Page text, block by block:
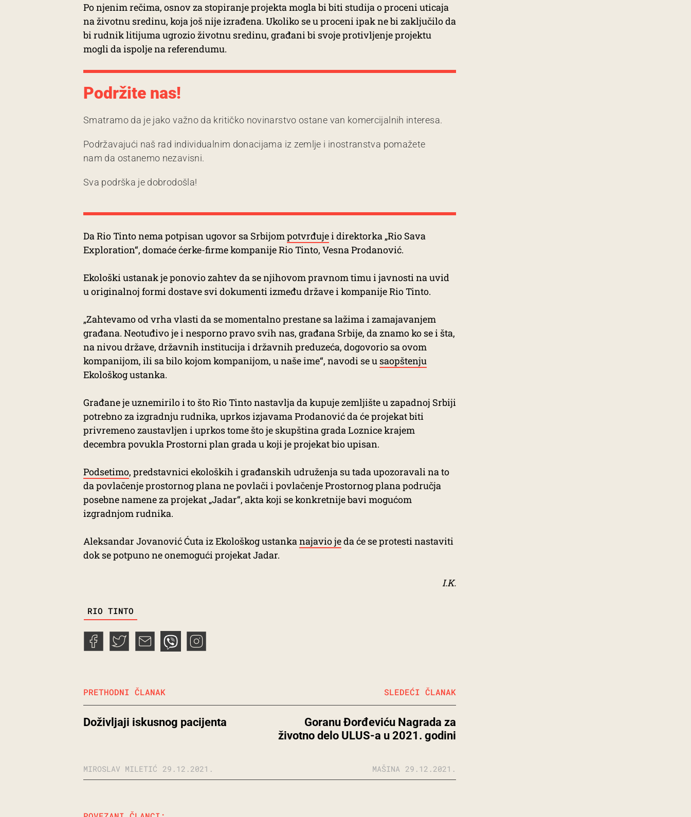
Po njenim rečima, osnov za stopiranje projekta mogla bi biti studija o proceni uticaja
na životnu sredinu, koja još nije izrađena. Ukoliko se u proceni ipak ne bi zaključilo da
bi rudnik litijuma ugrozio životnu sredinu, građani bi svoje protivljenje projektu
mogli da ispolje na referendumu.
Podržite nas!
Smatramo da je jako važno da kritičko novinarstvo ostane van komercijalnih interesa.
Podržavajući naš rad individualnim donacijama iz zemlje i inostranstva pomažete
nam da ostanemo nezavisni.
Sva podrška je dobrodošla!
Da Rio Tinto nema potpisan ugovor sa Srbijompotvrđujei direktorka „Rio Sava
Exploration“, domaće ćerke-firme kompanije Rio Tinto, Vesna Prodanović.
Ekološki ustanak je ponovio zahtev da se njihovom pravnom timu i javnosti na uvid
u originalnoj formi dostave svi dokumenti između države i kompanije Rio Tinto.
„Zahtevamo od vrha vlasti da se momentalno prestane sa lažima i zamajavanjem
građana. Neotuđivo je i nesporno pravo svih nas, građana Srbije, da znamo ko se i šta,
na nivou države, državnih institucija i državnih preduzeća, dogovorio sa ovom
kompanijom, ili sa bilo kojom kompanijom, u naše ime“, navodi se u saopštenju
Ekološkog ustanka.
Građane je uznemirilo i to što Rio Tinto nastavlja da kupuje zemljište u zapadnoj Srbiji
potrebno za izgradnju rudnika, uprkos izjavama Prodanović da će projekat biti
privremeno zaustavljen i uprkos tome što je skupština grada Loznice krajem
decembra povukla Prostorni plan grada u koji je projekat bio upisan.
Podsetimo, predstavnici ekoloških i građanskih udruženja su tada upozoravali na to
da povlačenje prostornog plana ne povlači i povlačenje Prostornog plana područja
posebne namene za projekat „Jadar“, akta koji se konkretnije bavi mogućom
izgradnjom rudnika.
Aleksandar Jovanović Ćuta iz Ekološkog ustanka najavio jeda će se protesti nastaviti
dok se potpuno ne onemogući projekat Jadar.
I.K.
RIO TINTO
PRETHODNI ČLANAK
Doživljaji iskusnog pacijenta
MIROSLAV MILETIĆ 29.12.2021.
Goranu Đorđeviću Nagrada za
životno delo ULUS-a u 2021. godini
SLEDEĆI ČLANAK
MAŠINA 29.12.2021.